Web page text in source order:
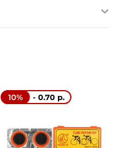
10% - 0.70 р.